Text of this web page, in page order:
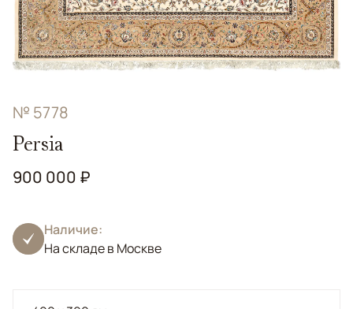
№ 5778
Persia
900 000 ₽
Наличие:
На складе в Москве